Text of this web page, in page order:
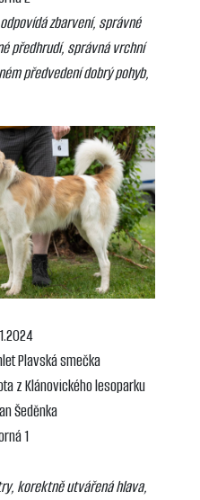
zbarvení, správné
předhrudí, správná vrchní
předvedení dobrý pohyb,
Plavská smečka
z Klánovického lesoparku
Šeděnka
1
korektně utvářená hlava,